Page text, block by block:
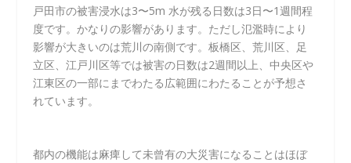
戸田市の被害浸水は3〜5m 水が残る日数は3日〜1週間程
度です。かなりの影響があります。ただし氾濫時により
影響が大きいのは荒川の南側です。板橋区、荒川区、足
立区、江戸川区等では被害の日数は2週間以上、中央区や
江東区の一部にまでわたる広範囲にわたることが予想さ
れています。
都内の機能は麻痺して未曾有の大災害になることはほぼ